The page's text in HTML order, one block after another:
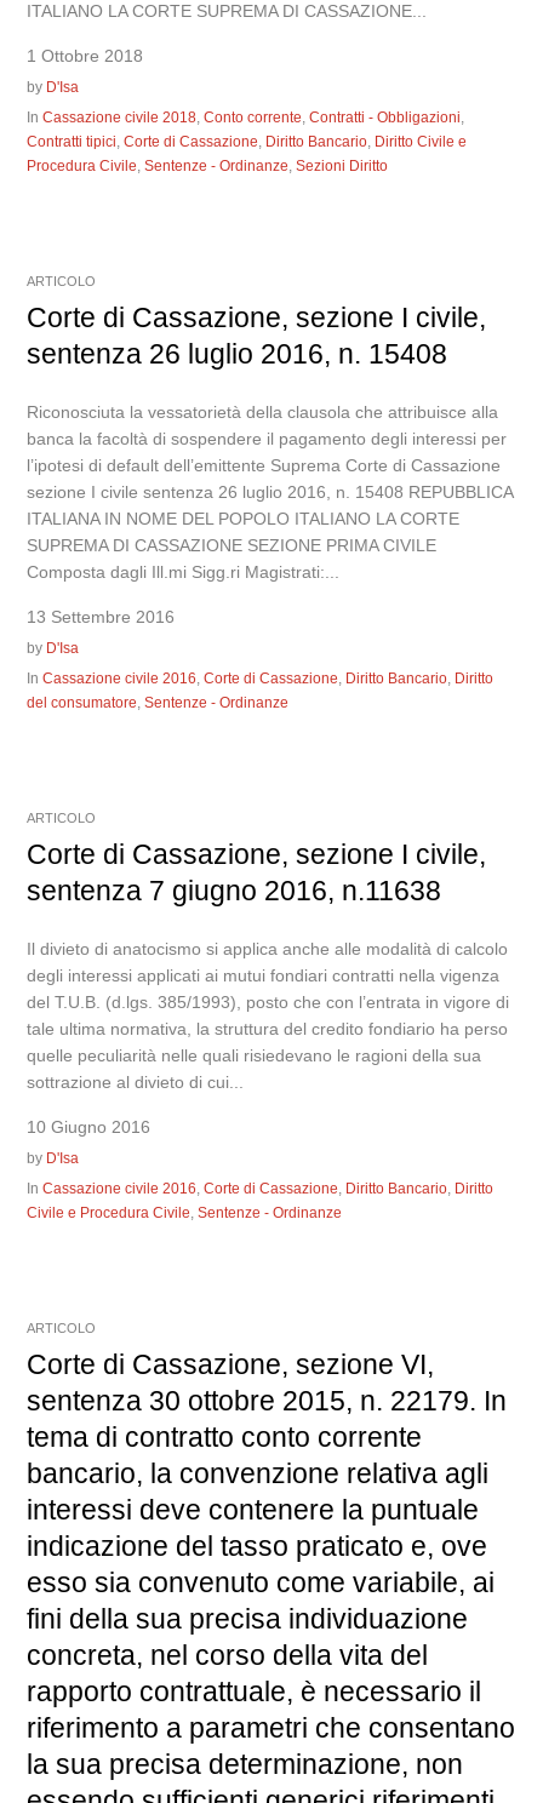
ITALIANO LA CORTE SUPREMA DI CASSAZIONE...
1 Ottobre 2018
by D'Isa
InCassazione civile 2018,Conto corrente,Contratti - Obbligazioni,
Contratti tipici,Corte di Cassazione, Diritto Bancario, Diritto Civile e
Procedura Civile,Sentenze - Ordinanze,Sezioni Diritto
ARTICOLO
Corte di Cassazione, sezione I civile,
sentenza 26 luglio 2016, n. 15408
Riconosciuta la vessatorietà della clausola che attribuisce alla
banca la facoltà di sospendere il pagamento degli interessi per
l’ipotesi di default dell’emittente Suprema Corte di Cassazione
sezione I civile sentenza 26 luglio 2016, n. 15408 REPUBBLICA
ITALIANA IN NOME DEL POPOLO ITALIANO LA CORTE
SUPREMA DI CASSAZIONE SEZIONE PRIMA CIVILE
Composta dagli Ill.mi Sigg.ri Magistrati:...
13 Settembre 2016
by D'Isa
InCassazione civile 2016,Corte di Cassazione, Diritto Bancario, Diritto
del consumatore,Sentenze - Ordinanze
ARTICOLO
Corte di Cassazione, sezione I civile,
sentenza 7 giugno 2016, n.11638
Il divieto di anatocismo si applica anche alle modalità di calcolo
degli interessi applicati ai mutui fondiari contratti nella vigenza
del T.U.B. (d.lgs. 385/1993), posto che con l’entrata in vigore di
tale ultima normativa, la struttura del credito fondiario ha perso
quelle peculiarità nelle quali risiedevano le ragioni della sua
sottrazione al divieto di cui...
10 Giugno 2016
by D'Isa
InCassazione civile 2016,Corte di Cassazione, Diritto Bancario, Diritto
Civile e Procedura Civile,Sentenze - Ordinanze
ARTICOLO
Corte di Cassazione, sezione VI,
sentenza 30 ottobre 2015, n. 22179. In
tema di contratto conto corrente
bancario, la convenzione relativa agli
interessi deve contenere la puntuale
indicazione del tasso praticato e, ove
esso sia convenuto come variabile, ai
fini della sua precisa individuazione
concreta, nel corso della vita del
rapporto contrattuale, è necessario il
riferimento a parametri che consentano
la sua precisa determinazione, non